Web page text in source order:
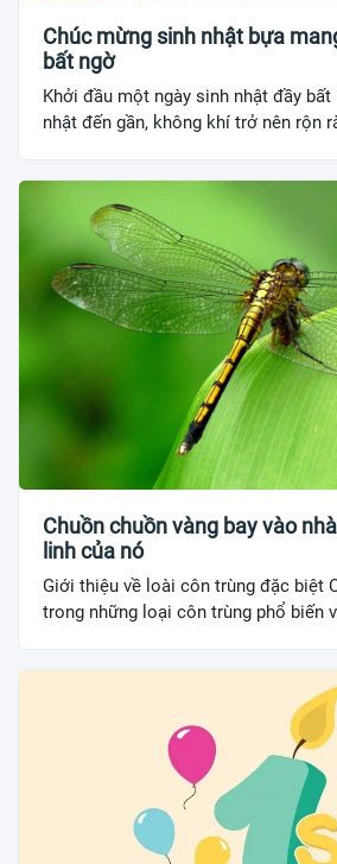
Chúc mừng sinh nhật bựa
bất ngờ
Khởi đầu một ngày sinh nhật đầy bất
nhật đến gần, không khí trở nên rộn
Chuồn chuồn vàng bay vào
linh của nó
Giới thiệu về loài côn trùng đặc biệt
trong những loại côn trùng phổ biến